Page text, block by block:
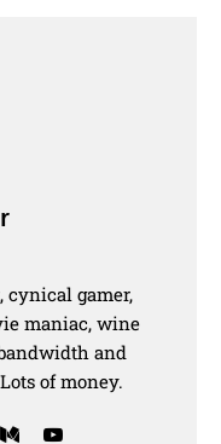
cynical gamer,
maniac, wine
and
of money.